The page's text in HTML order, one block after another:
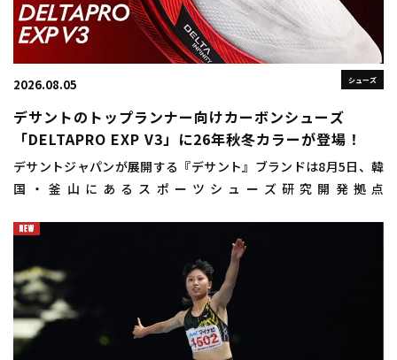
シューズ
2026.08.05
デサントのトップランナー向けカーボンシューズ
「DELTAPRO EXP V3」に26年秋冬カラーが登場！
デサントジャパンが展開する『デサント』ブランドは8月5日、韓
国・釜山にあるスポーツシューズ研究開発拠点
BUSAN（ディスクプサン）」にお […]